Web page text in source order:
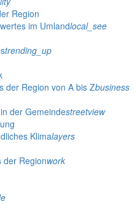
Region
im Umlandlocal_see
trending_up
der Region von A bis Zbusiness
der Gemeindestreetview
Klimalayers
der Regionwork